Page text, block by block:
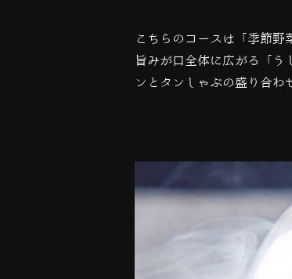
こちらのコースは「季節
旨みが口全体に広がる「
ンとタンしゃぶの盛り合わ